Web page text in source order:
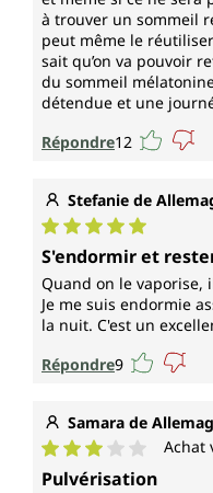
à trouver un sommeil
peut même le
sait qu’on va pouvoir
du sommeil
détendue et une
Répondre12
Stefanie de
Note moyenne de 5
S'endormir et
Quand on le vaporise,
Je me suis endormie
la nuit. C'est un
Répondre9
Samara de
Note moyenne de 3
Achat
Pulvérisation